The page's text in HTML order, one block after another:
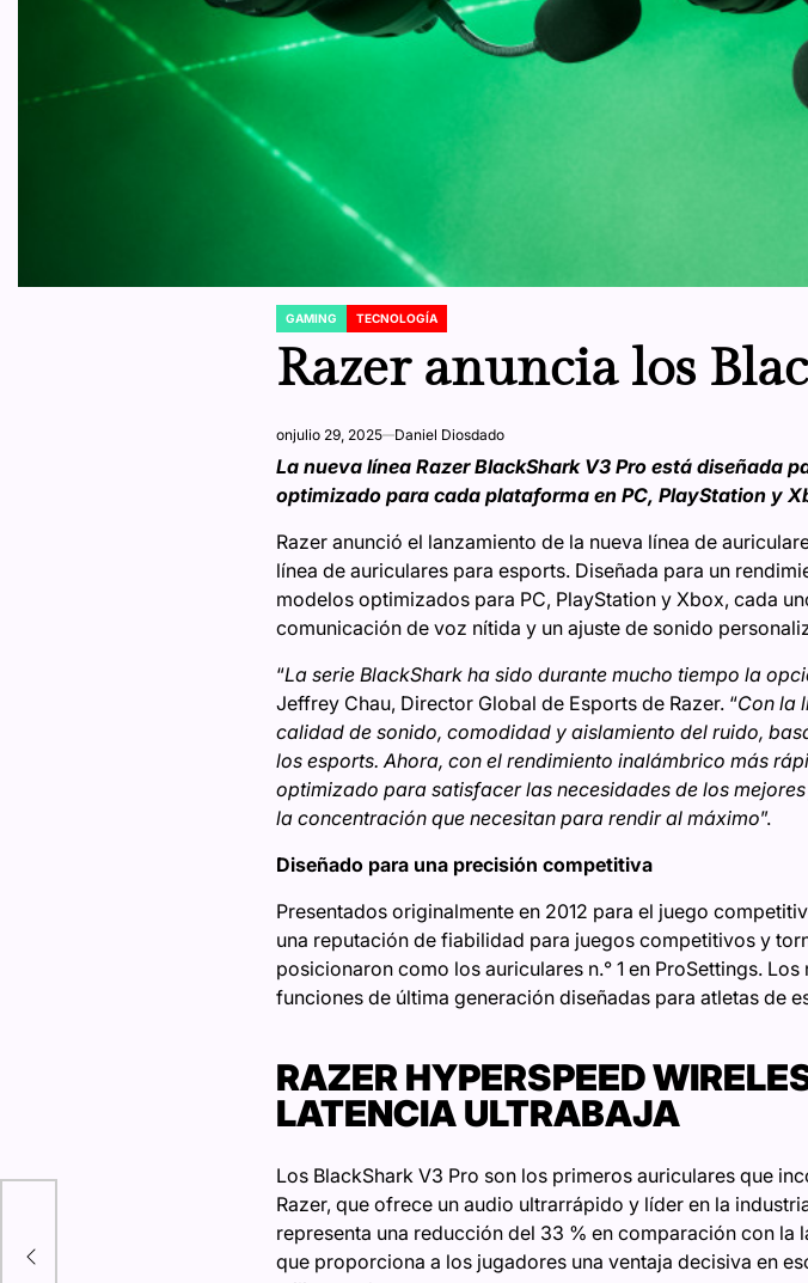
POSTED
GAMING TECNOLOGÍA
Razer anuncia los
onjulio 29, 2025 Daniel Diosdado
La nueva línea Razer BlackShark V3 Pro está diseñada
optimizado para cada plataforma en PC, PlayStation y
Razer anunció el lanzamiento de la nueva línea de
línea de auriculares para esports. Diseñada para un
modelos optimizados para PC, PlayStation y Xbox, cada
comunicación de voz nítida y un ajuste de sonido
“La serie BlackShark ha sido durante mucho tiempo la
Jeffrey Chau, Director Global de Esports de Razer. “Con la
calidad de sonido, comodidad y aislamiento del ruido,
los esports. Ahora, con el rendimiento inalámbrico más
optimizado para satisfacer las necesidades de los
la concentración que necesitan para rendir al máximo”.
Diseñado para una precisión competitiva
Presentados originalmente en 2012 para el juego
una reputación de fiabilidad para juegos competitivos y
posicionaron como los auriculares n.° 1 en ProSettings.
funciones de última generación diseñadas para atletas de
RAZER HYPERSPEED
LATENCIA ULTRABAJA
Los BlackShark V3 Pro son los primeros auriculares que
Razer, que ofrece un audio ultrarrápido y líder en la
representa una reducción del 33 % en comparación con la
que proporciona a los jugadores una ventaja decisiva en